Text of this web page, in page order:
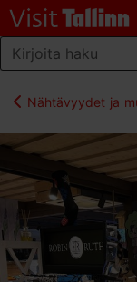
Nähtävyydet ja